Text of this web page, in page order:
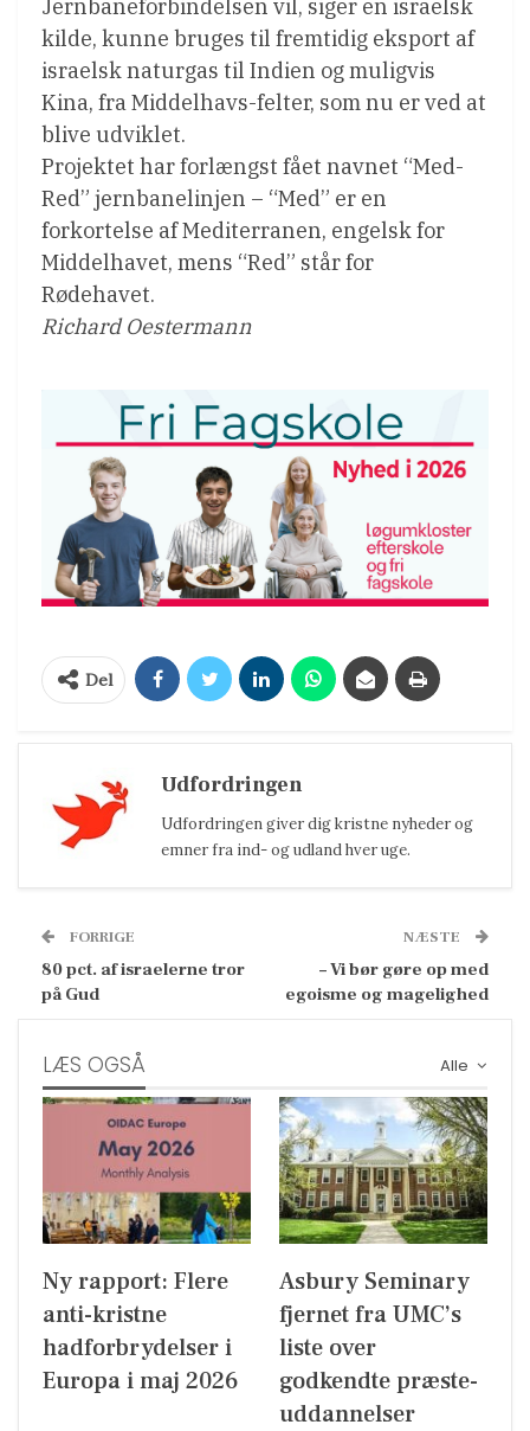
Jernbaneforbindelsen vil, siger en israelsk
kilde, kunne bruges til fremtidig eksport af
israelsk naturgas til Indien og muligvis
Kina, fra Middelhavs-felter, som nu er ved at
blive udviklet.
Projektet har forlængst fået navnet “Med-
Red” jernbanelinjen – “Med” er en
forkortelse af Mediterranen, engelsk for
Middelhavet, mens “Red” står for
Rødehavet.
Richard Oestermann
Del
Udfordringen
Udfordringen giver dig kristne nyheder og
emner fra ind- og udland hver uge.
FORRIGE
80 pct. af israelerne tror
på Gud
NÆSTE
– Vi bør gøre op med
egoisme og magelighed
Alle
LÆS OGSÅ
Ny rapport: Flere
anti-kristne
hadforbrydelser i
Europa i maj 2026
Asbury Seminary
fjernet fra UMC’s
liste over
godkendte præste-
uddannelser